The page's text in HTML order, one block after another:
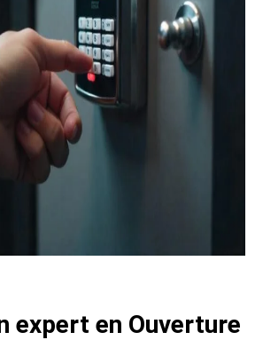
expert en Ouverture